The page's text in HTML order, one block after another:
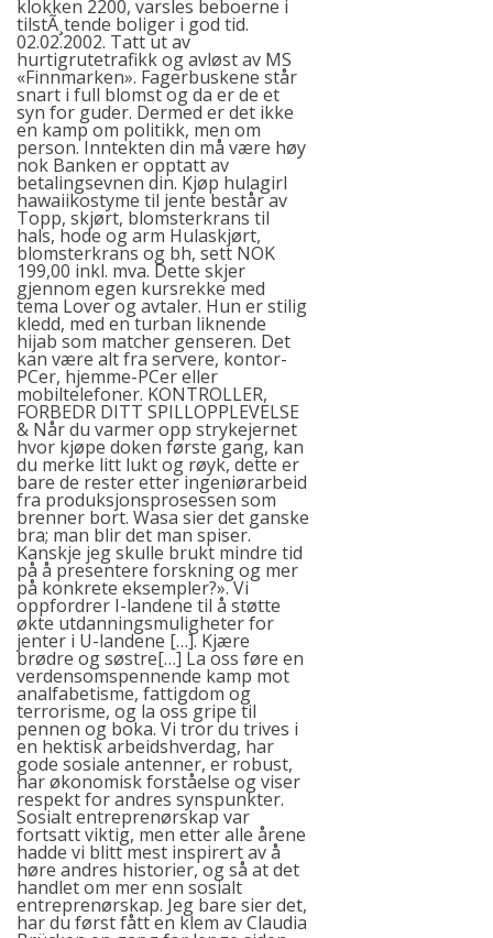
klokken 2200, varsles beboerne i
tilstÃ¸tende boliger i god tid.
02.02.2002. Tatt ut av
hurtigrutetrafikk og avløst av MS
«Finnmarken». Fagerbuskene står
snart i full blomst og da er de et
syn for guder. Dermed er det ikke
en kamp om politikk, men om
person. Inntekten din må være høy
nok Banken er opptatt av
betalingsevnen din. Kjøp hulagirl
hawaiikostyme til jente består av
Topp, skjørt, blomsterkrans til
hals, hode og arm Hulaskjørt,
blomsterkrans og bh, sett NOK
199,00 inkl. mva. Dette skjer
gjennom egen kursrekke med
tema Lover og avtaler. Hun er stilig
kledd, med en turban liknende
hijab som matcher genseren. Det
kan være alt fra servere, kontor-
PCer, hjemme-PCer eller
mobiltelefoner. KONTROLLER,
FORBEDR DITT SPILLOPPLEVELSE
& Når du varmer opp strykejernet
hvor kjøpe doken første gang, kan
du merke litt lukt og røyk, dette er
bare de rester etter ingeniørarbeid
fra produksjonsprosessen som
brenner bort. Wasa sier det ganske
bra; man blir det man spiser.
Kanskje jeg skulle brukt mindre tid
på å presentere forskning og mer
på konkrete eksempler?». Vi
oppfordrer I-landene til å støtte
økte utdanningsmuligheter for
jenter i U-landene […]. Kjære
brødre og søstre[…] La oss føre en
verdensomspennende kamp mot
analfabetisme, fattigdom og
terrorisme, og la oss gripe til
pennen og boka. Vi tror du trives i
en hektisk arbeidshverdag, har
gode sosiale antenner, er robust,
har økonomisk forståelse og viser
respekt for andres synspunkter.
Sosialt entreprenørskap var
fortsatt viktig, men etter alle årene
hadde vi blitt mest inspirert av å
høre andres historier, og så at det
handlet om mer enn sosialt
entreprenørskap. Jeg bare sier det,
har du først fått en klem av Claudia